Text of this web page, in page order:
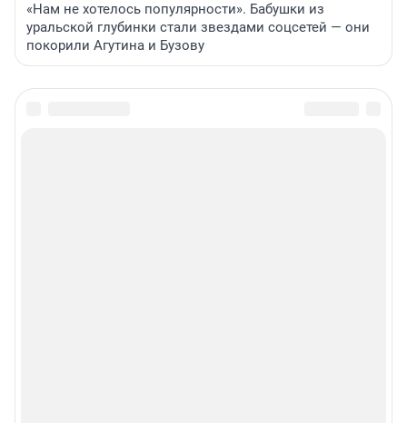
«Нам не хотелось популярности». Бабушки из
уральской глубинки стали звездами соцсетей — они
покорили Агутина и Бузову